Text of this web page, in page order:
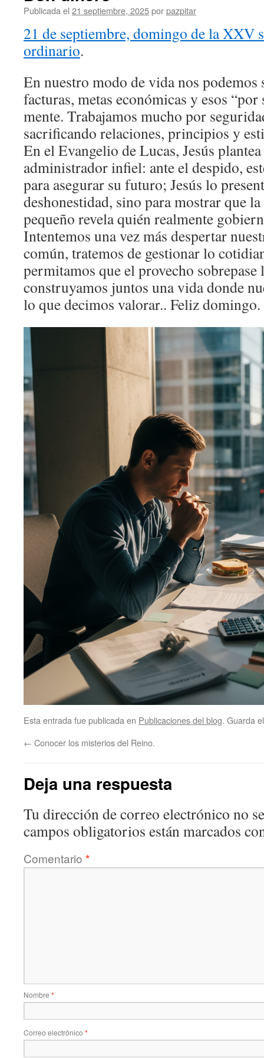
Publicada el 21 septiembre, 2025porpazpitar
21 de septiembre, domingo de la XXV
ordinario.
En nuestro modo de vida nos podemos
facturas, metas económicas y esos
mente. Trabajamos mucho por
sacrificando relaciones, principios y
En el Evangelio de Lucas, Jesús
administrador infiel: ante el despido,
para asegurar su futuro; Jesús lo
deshonestidad, sino para mostrar que
pequeño revela quién realmente
Intentemos una vez más despertar
común, tratemos de gestionar lo
permitamos que el provecho
construyamos juntos una vida donde
lo que decimos valorar.. Feliz domingo.
Esta entrada fue publicada en Publicaciones del blog. Guarda
← Conocer los misterios del Reino.
Deja una respuesta
Tu dirección de correo electrónico no
campos obligatorios están marcados
Comentario *
Nombre *
Correo electrónico *